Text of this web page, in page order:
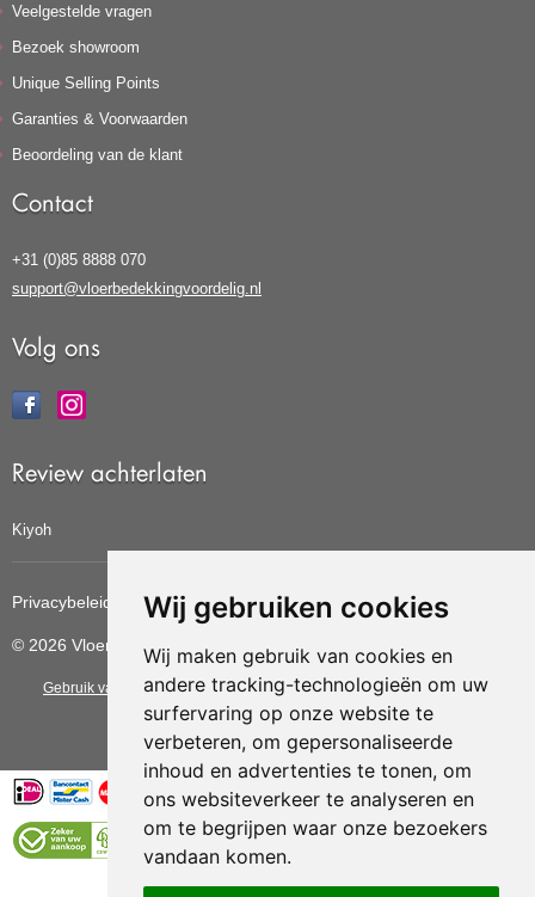
Wij gebruiken cookies
Wij maken gebruik van cookies en
andere tracking-technologieën om uw
surfervaring op onze website te
verbeteren, om gepersonaliseerde
inhoud en advertenties te tonen, om
ons websiteverkeer te analyseren en
om te begrijpen waar onze bezoekers
vandaan komen.
Veelgestelde vragen
Bezoek showroom
Unique Selling Points
Garanties & Voorwaarden
Beoordeling van de klant
Contact
+31 (0)85 8888 070
support@vloerbedekkingvoordelig.nl
Volg ons
Review achterlaten
Kiyoh
Privacybeleid Cookiebeleid Update cookies voorkeuren
© 2026 Vloerbedekkingvoordelig
Gebruik van deze site betekent dat u dealgemene voorwaarden van CBW
Vloerenvoordelig.nl is een onderdeel van